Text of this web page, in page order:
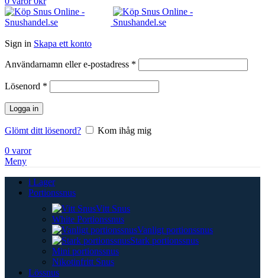
Sign in Skapa ett konto
Användarnamn eller e-postadress *
Lösenord *
Logga in
Glömt ditt lösenord?
Kom ihåg mig
0 varor
Meny
i Lager
Portionssnus
Vitt Snus
White Portionssnus
Vanligt portionssnus
Stark portionssnus
Mini portionssnus
Nikotinfritt Snus
Lössnus